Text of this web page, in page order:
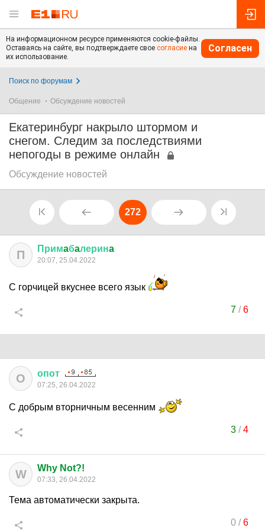
На информационном ресурсе применяются cookie-файлы.
Оставаясь на сайте, вы подтверждаете свое согласие на
их использование.
Согласен
Поиск по форумам
Общение Обсуждение новостей
Екатеринбург накрыло штормом и
снегом. Следим за последствиями
непогоды в режиме онлайн
Обсуждение новостей
272
П Примaбaлеринa
20:07, 25.04.2022
С горчицей вкуснее всего язык
7/6
О опот
07:25, 26.04.2022
С добрым вторничным весенним
3/4
W Why Not?!
07:33, 26.04.2022
Тема автоматически закрыта.
0/6